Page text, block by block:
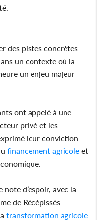
des pistes concrètes
un contexte où la
un enjeu majeur
ont appelé à une
privé et les
leur conviction
financement agricole et
note d’espoir, avec la
de Récépissés
transformation agricole